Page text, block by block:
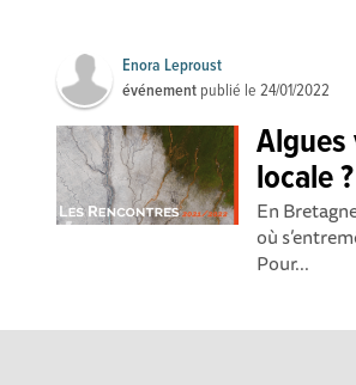
Enora Leproust
événement publié le24/01/2022
locale ?
En
où
Pour...